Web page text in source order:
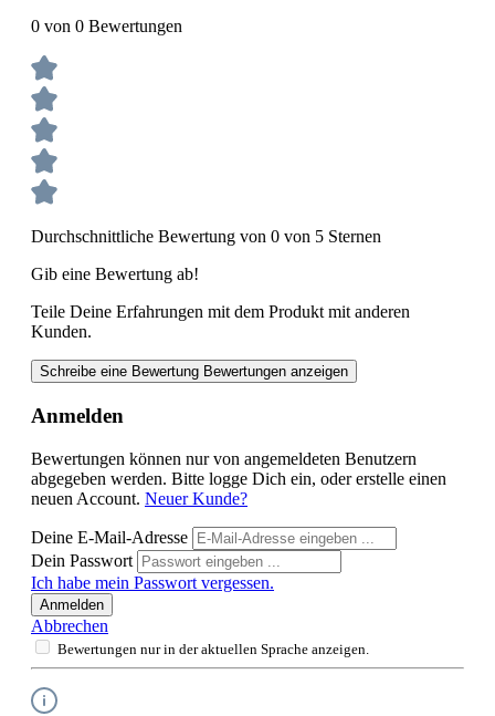
0 von 0 Bewertungen
Durchschnittliche Bewertung von 0 von 5 Sternen
Gib eine Bewertung ab!
Teile Deine Erfahrungen mit dem Produkt mit anderen
Kunden.
Schreibe eine Bewertung Bewertungen anzeigen
Anmelden
Bewertungen können nur von angemeldeten Benutzern
abgegeben werden. Bitte logge Dich ein, oder erstelle einen
neuen Account. Neuer Kunde?
Deine E-Mail-Adresse
Dein Passwort
Ich habe mein Passwort vergessen.
Anmelden
Abbrechen
Bewertungen nur in der aktuellen Sprache anzeigen.